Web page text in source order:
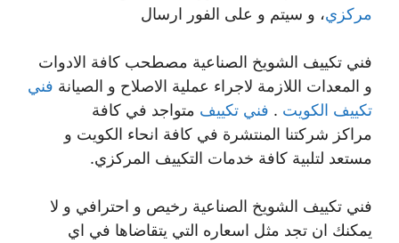
مركزي، و سيتم و على الفور ارسال
فني تكييف الشويخ الصناعية مصطحب كافة الادوات
و المعدات اللازمة لاجراء عملية الاصلاح و الصيانة فني
تكييف الكويت . فني تكييف متواجد في كافة
مراكز شركتنا المنتشرة في كافة انحاء الكويت و
مستعد لتلبية كافة خدمات التكييف المركزي.
فني تكييف الشويخ الصناعية رخيص و احترافي و لا
يمكنك ان تجد مثل اسعاره التي يتقاضاها في اي